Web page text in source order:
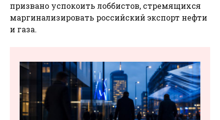
призвано успокоить лоббистов, стремящихся
маргинализировать российский экспорт нефти
и газа.